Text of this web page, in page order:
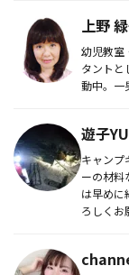
上野
幼児教室
タントと
動中。一
遊子
キャンプ
ーの材料
は早めに
ろしくお